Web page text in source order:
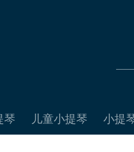
琴 儿童小提琴 小提